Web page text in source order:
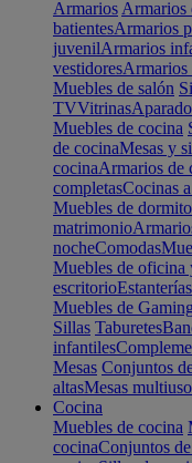
Armarios Armarios
batientesArmarios
juvenilArmarios
vestidoresArmarios
Muebles de salón
TVVitrinas
Muebles de cocina
de cocinaMesas y
cocinaArmarios de
completasCocinas
Muebles de
matrimonio
nocheComodas
Muebles de oficina
escritorioEstanterías
Muebles de Gaming
Sillas Taburetes
infantiles
Mesas Conjuntos
altasMesas
Cocina
Muebles de cocina
cocinaConjuntos